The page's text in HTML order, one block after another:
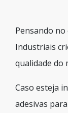
Pensando
Industriais
qualidade do
Caso esteja
adesivas